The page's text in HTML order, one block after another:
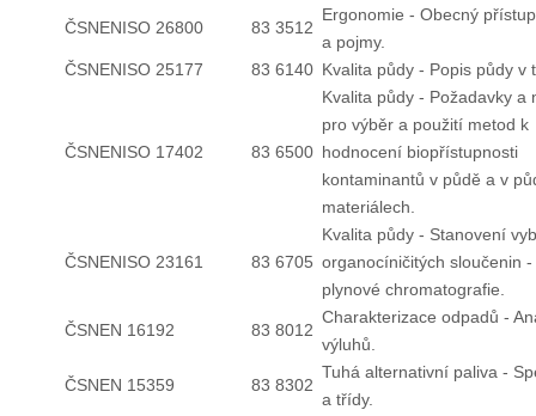
ČSNENISO 26800 83 3512
Ergonomie - Obecný
a pojmy.
ČSNENISO 25177
83 6140 Kvalita půdy - Popis půdy v
ČSNENISO 17402 83 6500
Kvalita půdy - Požadavky a
pro výběr a použití metod k
hodnocení biopřístupnosti
kontaminantů v půdě a v
materiálech.
ČSNENISO 23161 83 6705
Kvalita půdy - Stanovení
organocíničitých sloučenin
plynové chromatografie.
ČSNEN 16192 83 8012
Charakterizace odpadů -
výluhů.
ČSNEN 15359 83 8302
Tuhá alternativní paliva -
a třídy.